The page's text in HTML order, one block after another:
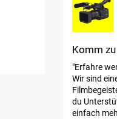
Komm
"Erfahre
Wir sind
du
einfach